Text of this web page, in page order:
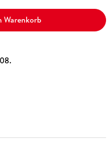
Warenkorb